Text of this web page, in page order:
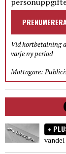
Vid kortbetalning
varje ny period
Mottagare:
vandel